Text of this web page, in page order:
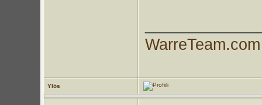
WarreTeam.com
Ylös